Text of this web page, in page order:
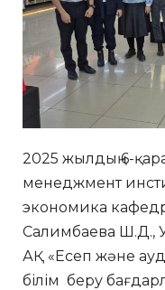
2025 жылдың 6-
менеджмент
экономика
Салимбаева Ш.Д.,
АҚ «Есеп және
білім беру